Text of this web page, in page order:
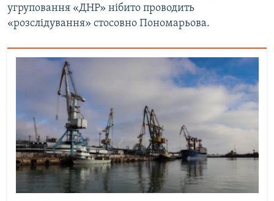
угруповання «ДНР» нібито проводить
«розслідування» стосовно Пономарьова.